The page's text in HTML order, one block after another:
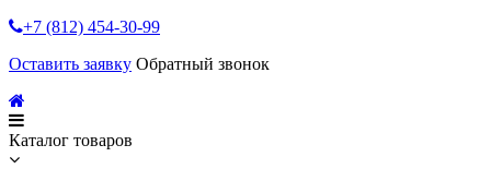
+7 (812) 454-30-99
Оставить заявку Обратный звонок
Каталог товаров